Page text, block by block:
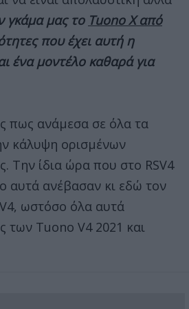
γκάμα μας το Tuono X από
που έχει αυτή η
ένα μοντέλο καθαρά για
πως ανάμεσα σε όλα τα
κάλυψη ορισμένων
Την ίδια ώρα που στο RSV4
αυτά ανέβασαν κι εδώ τον
ωστόσο όλα αυτά
των Tuono V4 2021 και